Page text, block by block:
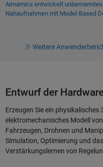
Airnamics entwickelt
Nahaufnahmen mit Model-Based
Weitere
Entwurf der
Erzeugen Sie ein physikalisches
elektromechanisches Modell
Fahrzeugen, Drohnen und
Simulation, Optimierung und das
Verstärkungslernen von